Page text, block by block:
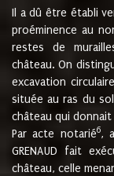
Il a dû être établi
proéminence au
restes de
château. On
excavation
située au ras du
château qui
Par acte notarié6,
GRENAUD fait
château, celle